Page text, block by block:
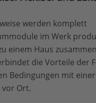
werden komplett
im Werk
einem Haus
die Vorteile der
Bedingungen mit
vor Ort.